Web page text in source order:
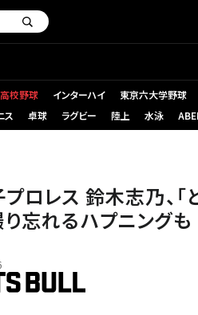
校野球 インターハイ 東京六大学野球
ス 卓球 ラグビー 陸上 水泳
ロレス 鈴木志乃、「
忘れるハプニングも